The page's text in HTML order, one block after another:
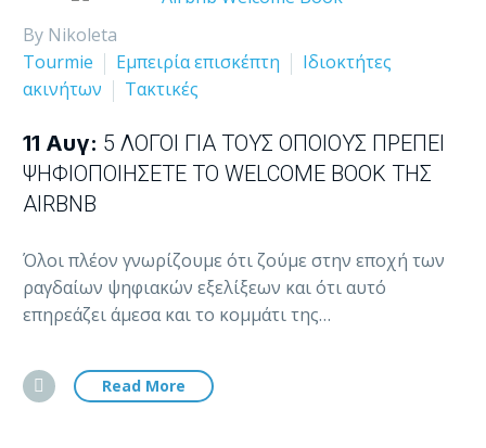
By Nikoleta
Tourmie
Εμπειρία επισκέπτη
Ιδιοκτήτες
ακινήτων
Τακτικές
11 Αυγ: 5 ΛΌΓΟΙ ΓΙΑ ΤΟΥΣ ΟΠΟΊΟΥΣ ΠΡΈΠΕΙ
ΨΗΦΙΟΠΟΙΉΣΕΤΕ ΤΟ WELCOME BOOK ΤΗΣ
AIRBNB
Όλοι πλέον γνωρίζουμε ότι ζούμε στην εποχή των
ραγδαίων ψηφιακών εξελίξεων και ότι αυτό
επηρεάζει άμεσα και το κομμάτι της…
Read More